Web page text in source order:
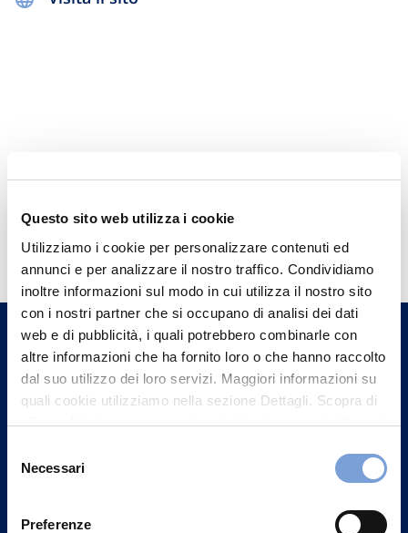
Questo sito web utilizza i cookie
Utilizziamo i cookie per personalizzare contenuti ed
annunci e per analizzare il nostro traffico. Condividiamo
inoltre informazioni sul modo in cui utilizza il nostro sito
con i nostri partner che si occupano di analisi dei dati
web e di pubblicità, i quali potrebbero combinarle con
altre informazioni che ha fornito loro o che hanno raccolto
dal suo utilizzo dei loro servizi. Maggiori informazioni su
quali cookie utilizziamo nella sezione Dettagli. Scopra di
più su chi siamo, come può contattarci e come trattiamo i
può trovare nel footer del sito nella sezione "Informativa
delNecessari
Preferenze
Hai bisogno di
informazioni?
Trova l'Agenzia più vicina a te e parla con
un nostro Agente.
Contattaci